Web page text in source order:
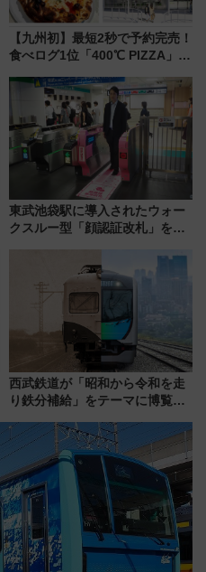
【九州初】最短2秒で予約完売！
食べログ1位「400℃ PIZZA」が
プン。もつ鍋風など限定メニュ
東武池袋駅に導入されたウォー
クスルー型「顔認証改札」を見
西武鉄道が「昭和から令和を走
り鉄分補給」をテーマに博覧会
14日から 新車両「トキイロ」体
験ブースも アクセスや申込方法
を解説